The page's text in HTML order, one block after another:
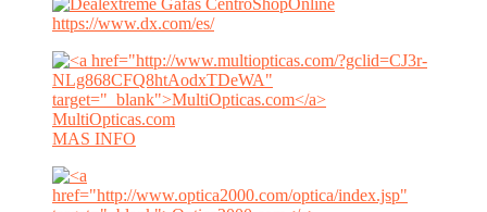
https://www.dx.com/es/
MultiOpticas.com
MAS INFO